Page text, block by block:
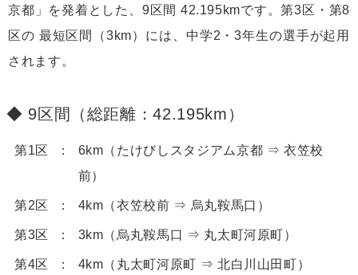
京都」を発着とした、9区間 42.195kmです。第3区・第8
区の 最短区間（3km）には、中学2・3年生の選手が起用
されます。
9区間（総距離：42.195km）
第1区
6km（たけびしスタジアム京都 ⇒ 衣笠校
前）
第2区 4km（衣笠校前 ⇒ 烏丸鞍馬口）
第3区 3km（烏丸鞍馬口 ⇒ 丸太町河原町）
第4区 4km（丸太町河原町 ⇒ 北白川山田町）